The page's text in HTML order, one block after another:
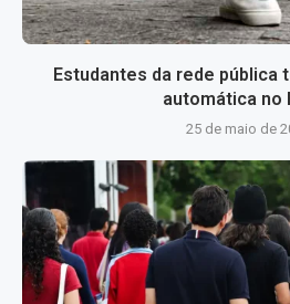
Estudantes da rede pública
automática no
25 de maio de